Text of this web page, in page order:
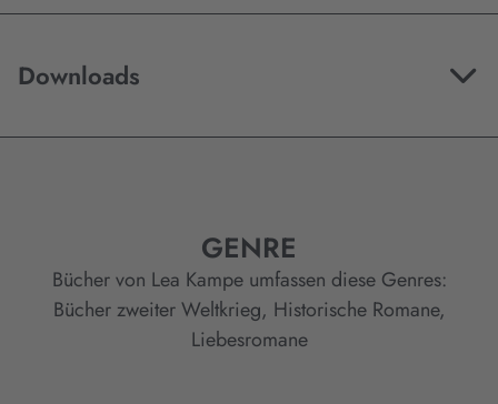
Downloads
GENRE
Bücher von Lea Kampe umfassen diese Genres:
Bücher zweiter Weltkrieg, Historische Romane,
Liebesromane